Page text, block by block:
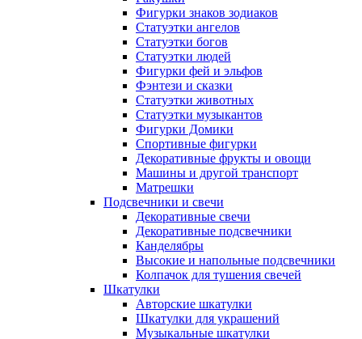
Фигурки знаков зодиаков
Статуэтки ангелов
Статуэтки богов
Статуэтки людей
Фигурки фей и эльфов
Фэнтези и сказки
Статуэтки животных
Статуэтки музыкантов
Фигурки Домики
Спортивные фигурки
Декоративные фрукты и овощи
Машины и другой транспорт
Матрешки
Подсвечники и свечи
Декоративные свечи
Декоративные подсвечники
Канделябры
Высокие и напольные подсвечники
Колпачок для тушения свечей
Шкатулки
Авторские шкатулки
Шкатулки для украшений
Музыкальные шкатулки